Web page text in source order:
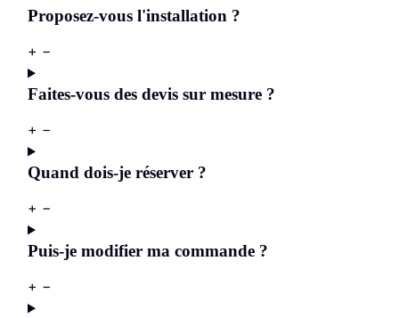
Proposez-vous l'installation ?
+ −
Faites-vous des devis sur mesure ?
+ −
Quand dois-je réserver ?
+ −
Puis-je modifier ma commande ?
+ −